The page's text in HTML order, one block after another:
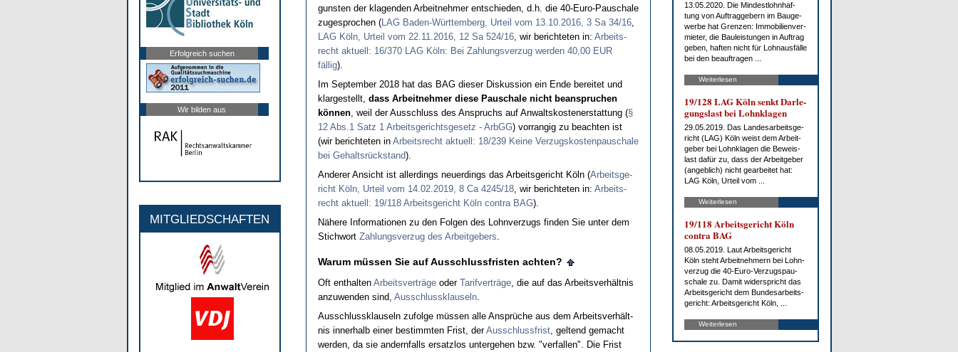
Erfolgreich suchen
Wir bilden aus
MITGLIEDSCHAFTEN
guns­ten der kla­gen­den Ar­beit­neh­mer ent­schie­den, d.h. die 40-Eu­ro-Pau­scha­le
zu­ge­spro­chen (LAG Ba­den-Würt­tem­berg, Ur­teil vom 13.10.2016, 3 Sa 34/16,
LAG Köln, Ur­teil vom 22.11.2016, 12 Sa 524/16, wir be­rich­te­ten in: Ar­beits­
recht ak­tu­ell: 16/370 LAG Köln: Bei Zah­lungs­ver­zug wer­den 40,00 EUR
fällig).
Im Sep­tem­ber 2018 hat das BAG die­ser Dis­kus­si­on ein En­de be­rei­tet und
klar­ge­stellt, dass Ar­beit­neh­mer die­se Pau­scha­le nicht be­an­spru­chen
können, weil der Aus­schluss des An­spruchs auf An­walts­kos­ten­er­stat­tung (§
12 Abs.1 Satz 1 Ar­beits­ge­richts­ge­setz - ArbGG) vor­ran­gig zu be­ach­ten ist
(wir be­rich­te­ten in Ar­beits­recht ak­tu­ell: 18/239 Kei­ne Ver­zugs­kos­ten­pau­scha­le
bei Ge­haltsrück­stand).
An­de­rer An­sicht ist al­ler­dings neu­er­dings das Ar­beits­ge­richt Köln (Ar­beits­ge­
richt Köln, Ur­teil vom 14.02.2019, 8 Ca 4245/18, wir be­rich­te­ten in: Ar­beits­
recht ak­tu­ell: 19/118 Ar­beits­ge­richt Köln con­tra BAG).
Nähe­re In­for­ma­tio­nen zu den Fol­gen des Lohn­ver­zugs fin­den Sie un­ter dem
Stich­wort Zah­lungs­ver­zug des Ar­beit­ge­bers
War­um müssen Sie auf Aus­schluss­fris­ten ach­ten?
Oft ent­hal­ten Ar­beits­verträgeoder Ta­rif­verträge, die auf das Ar­beits­verhält­nis
an­zu­wen­den sind, Aus­schluss­klau­seln.
Aus­schluss­klau­seln zu­fol­ge müssen al­le Ansprüche aus dem Ar­beits­verhält­
nis in­ner­halb ei­ner be­stimm­ten Frist, derAus­schluss­frist, gel­tend ge­macht
wer­den, da sie an­dern­falls er­satz­los un­ter­ge­hen bzw. "ver­fal­len". Die Frist
13.05.2020. Die Min­dest­lohn­haf­
tung von Auf­trag­ge­bern im Bau­ge­
wer­be hat Gren­zen: Im­mo­bi­li­en­ver­
mie­ter, die Bau­leis­tun­gen in Auf­trag
ge­ben, haf­ten nicht für Lohn­aus­fäl­le
bei den be­auf­tra­gen ...
Weiterlesen
19/128 LAG Köln senkt Dar­le­
gungs­last bei Lohn­kla­gen
29.05.2019. Das Lan­des­ar­beits­ge­
richt (LAG) Köln weist dem Ar­beit­
ge­ber bei Lohn­kla­gen die Be­weis­
last da­für zu, dass der Ar­beit­ge­ber
(an­geb­lich) nicht ge­ar­bei­tet hat:
LAG Köln, Ur­teil vom ...
Weiterlesen
19/118 Ar­beits­ge­richt Köln
con­tra BAG
08.05.2019. Laut Ar­beits­ge­richt
Köln steht Ar­beit­neh­mern bei Lohn­
ver­zug die 40-Eu­ro-Ver­zug­s­pau­
scha­le zu. Da­mit wi­der­spricht das
Ar­beits­ge­richt dem Bun­des­ar­beits­
ge­richt: Ar­beits­ge­richt Köln, ...
Weiterlesen